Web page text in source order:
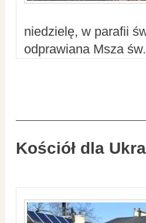
niedzielę, w parafii
odprawiana Msza
Kościół dla